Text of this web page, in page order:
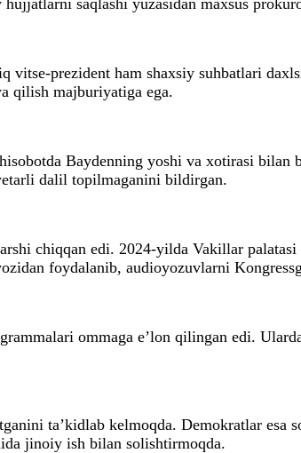
vitse-prezident ham shaxsiy suhbatlari
qilish majburiyatiga ega.
Baydenning yoshi va xotirasi bilan
dalil topilmaganini bildirgan.
chiqqan edi. 2024-yilda Vakillar
foydalanib, audioyozuvlarni
ommaga e’lon qilingan edi.
ta’kidlab kelmoqda. Demokratlar esa
jinoiy ish bilan solishtirmoqda.